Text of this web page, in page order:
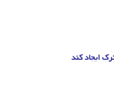
ایجاد کند